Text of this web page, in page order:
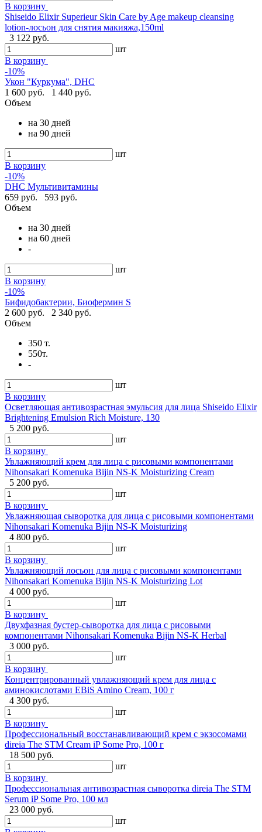
В корзину
Shiseido Elixir Superieur Skin Care by Age makeup cleansing
lotion-лосьон для снятия макияжа,150ml
3 122 руб.
шт
В корзину
-10%
Укон "Куркума", DHC
1 600 руб.
1 440 руб.
Объем
на 30 дней
на 90 дней
шт
В корзину
-10%
DHC Мультивитамины
659 руб.
593 руб.
Объем
на 30 дней
на 60 дней
-
шт
В корзину
-10%
Бифидобактерии, Биофермин S
2 600 руб.
2 340 руб.
Объем
350 т.
550т.
-
шт
В корзину
Осветляющая антивозрастная эмульсия для лица Shiseido Elixir
Brightening Emulsion Rich Moisture, 130
5 200 руб.
шт
В корзину
Увлажняющий крем для лица с рисовыми компонентами
Nihonsakari Komenuka Bijin NS-K Moisturizing Cream
5 200 руб.
шт
В корзину
Увлажняющая сыворотка для лица с рисовыми компонентами
Nihonsakari Komenuka Bijin NS-K Moisturizing
4 800 руб.
шт
В корзину
Увлажняющий лосьон для лица с рисовыми компонентами
Nihonsakari Komenuka Bijin NS-K Moisturizing Lot
4 000 руб.
шт
В корзину
Двухфазная бустер-сыворотка для лица с рисовыми
компонентами Nihonsakari Komenuka Bijin NS-K Herbal
3 000 руб.
шт
В корзину
Концентрированный увлажняющий крем для лица с
аминокислотами EBiS Amino Cream, 100 г
4 300 руб.
шт
В корзину
Профессиональный восстанавливающий крем с экзосомами
direia The STM Cream iP Some Pro, 100 г
18 500 руб.
шт
В корзину
Профессиональная антивозрастная сыворотка direia The STM
Serum iP Some Pro, 100 мл
23 000 руб.
шт